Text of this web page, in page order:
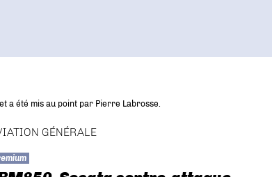
a été mis au point par Pierre Labrosse.
GÉNÉRALE